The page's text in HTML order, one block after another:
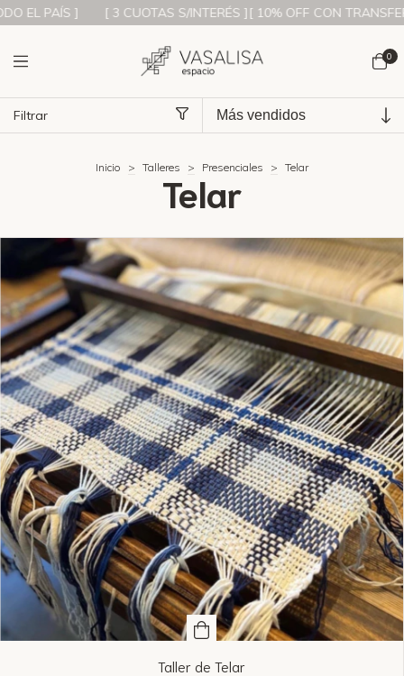
EL PAÍS ] [ 3 CUOTAS S/INTERÉS ][ 10% OFF CON
0
Filtrar
Inicio > Talleres > Presenciales > Telar
Telar
Taller de Telar